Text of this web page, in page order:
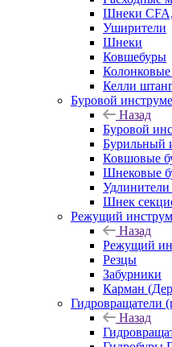
Шнеки
Уширители
Шнеки
Ковшебуры
Келли
Буровой
Назад
Буровой
Бурильный
Ковшовые
Шнековые
Шнек
Режущий
Назад
Режущий
Резцы
Забурники
Карман
Гидровращатели
Назад